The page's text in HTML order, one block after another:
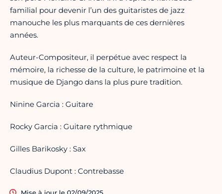
familial pour devenir l’un des guitaristes de jazz
manouche les plus marquants de ces dernières
années.
Auteur-Compositeur, il perpétue avec respect la
mémoire, la richesse de la culture, le patrimoine et la
musique de Django dans la plus pure tradition.
Ninine Garcia : Guitare
Rocky Garcia : Guitare rythmique
Gilles Barikosky : Sax
Claudius Dupont : Contrebasse